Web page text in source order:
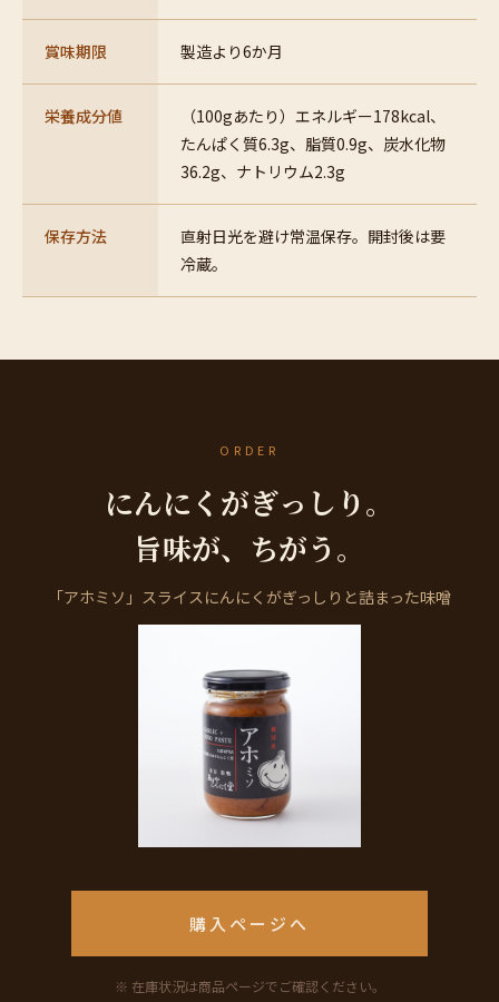
賞味期限 製造より6か月
栄養成分値
（100gあたり）エネルギー178kcal、
たんぱく質6.3g、脂質0.9g、炭水化物
36.2g、ナトリウム2.3g
保存方法
直射日光を避け常温保存。開封後は要
冷蔵。
ORDER
にんにくがぎっしり。
旨味が、ちがう。
「アホミソ」スライスにんにくがぎっしりと詰まった味噌
購入ページへ
※ 在庫状況は商品ページでご確認ください。